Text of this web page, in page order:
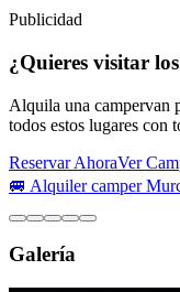
Publicidad
¿Quieres visitar
Alquila una campervan
todos estos lugares con
Reservar AhoraVer
🚐 Alquiler camper
Galería